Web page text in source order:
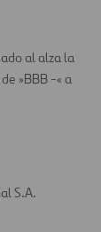
al alza la
»BBB -« a
S.A.